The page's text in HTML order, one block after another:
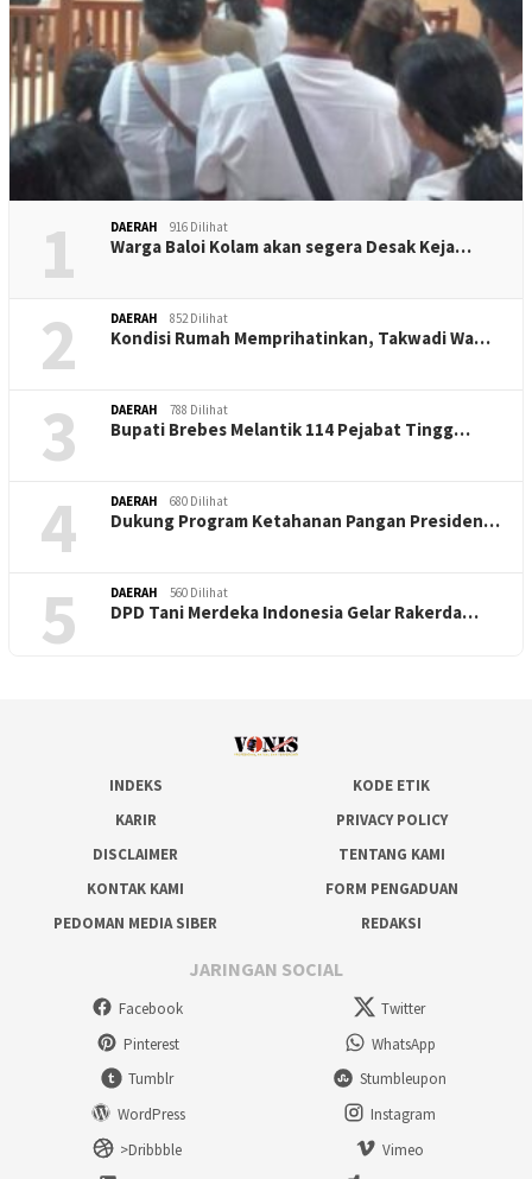
1 DAERAH 916 Dilihat
Warga Baloi Kolam akan segera Desak Keja…
2 DAERAH 852 Dilihat
Kondisi Rumah Memprihatinkan, Takwadi Wa…
3 DAERAH 788 Dilihat
Bupati Brebes Melantik 114 Pejabat Tingg…
4 DAERAH 680 Dilihat
Dukung Program Ketahanan Pangan Presiden…
5 DAERAH 560 Dilihat
DPD Tani Merdeka Indonesia Gelar Rakerda…
INDEKS
KODE ETIK
KARIR
PRIVACY POLICY
DISCLAIMER
TENTANG KAMI
KONTAK KAMI
FORM PENGADUAN
PEDOMAN MEDIA SIBER
REDAKSI
JARINGAN SOCIAL
Facebook
Twitter
Pinterest
WhatsApp
Tumblr
Stumbleupon
WordPress
Instagram
>Dribbble
Vimeo